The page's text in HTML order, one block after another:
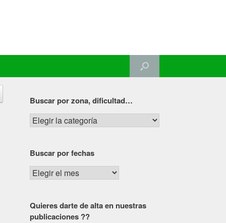
Buscar por zona, dificultad…
Buscar
por
dificultad…
Buscar por fechas
Buscar
por
Quieres darte de alta en nuestras
publicaciones ??